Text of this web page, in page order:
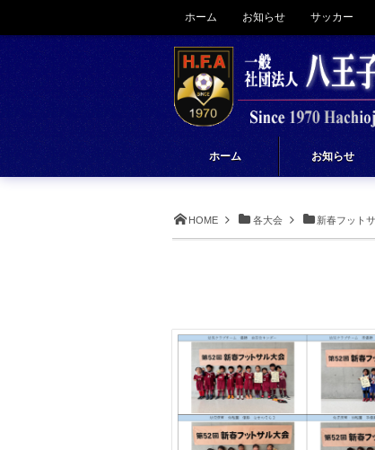
HOME 各大会 新春フット
ホーム お知らせ サッカー
ホーム お知らせ